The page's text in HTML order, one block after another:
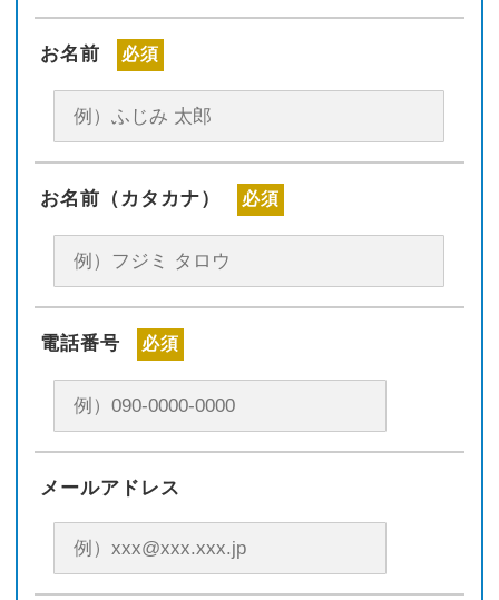
お名前 必須
お名前（カタカナ） 必須
電話番号 必須
メールアドレス